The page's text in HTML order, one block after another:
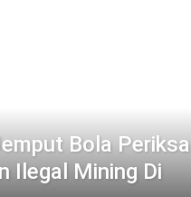
Bola Periksa
Ilegal Mining Di